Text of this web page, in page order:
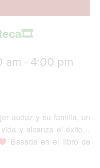
am - 4:00 pm
audaz y su familia, un
y alcanza el éxito…
Basada en el libro de